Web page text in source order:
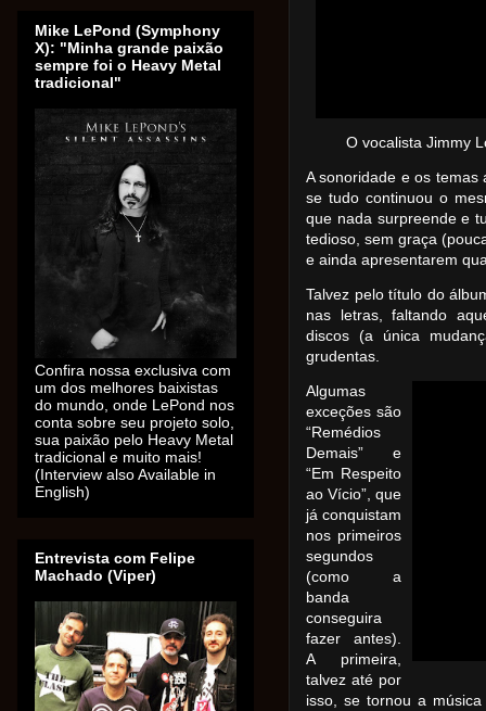
O vocalista Jimmy
A sonoridade e os
se tudo continuou o
que nada surpreende e
tedioso, sem graça
e ainda apresentarem
Talvez pelo título do
nas letras, faltando
discos (a única
grudentas.
Algumas
exceções são
“Remédios
Demais” e
“Em Respeito
ao Vício”, que
já conquistam
nos primeiros
segundos
(como a
banda
conseguira
fazer antes).
A primeira,
talvez até por
isso, se tornou a
Mike LePond (Symphony
X): "Minha grande paixão
sempre foi o Heavy Metal
tradicional"
Confira nossa exclusiva com
um dos melhores baixistas
do mundo, onde LePond nos
conta sobre seu projeto solo,
sua paixão pelo Heavy Metal
tradicional e muito mais!
(Interview also Available in
English)
Entrevista com Felipe
Machado (Viper)